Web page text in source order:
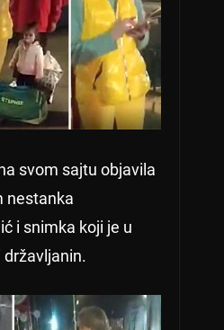
svom sajtu objavila
nestanka
i snimka koji je u
državljanin.